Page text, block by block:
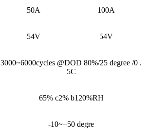
50A 100A
54V 54V
3000~6000cycles @DOD 80%/25 degree /0 .
5C
65% c2% b120%RH
-10~+50 degre